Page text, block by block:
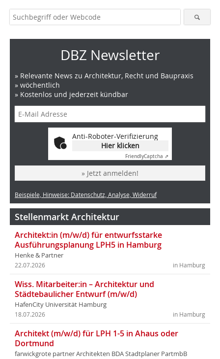
DBZ Newsletter
» Relevante News zu Architektur, Recht und Baupraxis
» wöchentlich
» Kostenlos und jederzeit kündbar
Anti-Roboter-Verifizierung
Hier klicken
FriendlyCaptcha ⇗
» Jetzt anmelden!
Beispiele, Hinweise: Datenschutz, Analyse, Widerruf
Stellenmarkt Architektur
Architekt:in (m/w/d) für entwurfsstarke
Ausführungsplanung LPH5 in Hamburg
Henke & Partner
in Hamburg
22.07.2026
Wiss. Mitarbeiter:in – Architektur und
Städtebaulicher Entwurf (m/w/d)
HafenCity Universität Hamburg
in Hamburg
18.07.2026
Architekt (m/w/d) für LPH 1-5 in Ahaus oder
Dortmund
farwickgrote partner Architekten BDA Stadtplaner PartmbB